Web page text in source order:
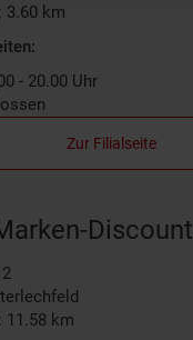
3.60 km
- 20.00 Uhr
Zur Filialseite
Discount
11.58 km